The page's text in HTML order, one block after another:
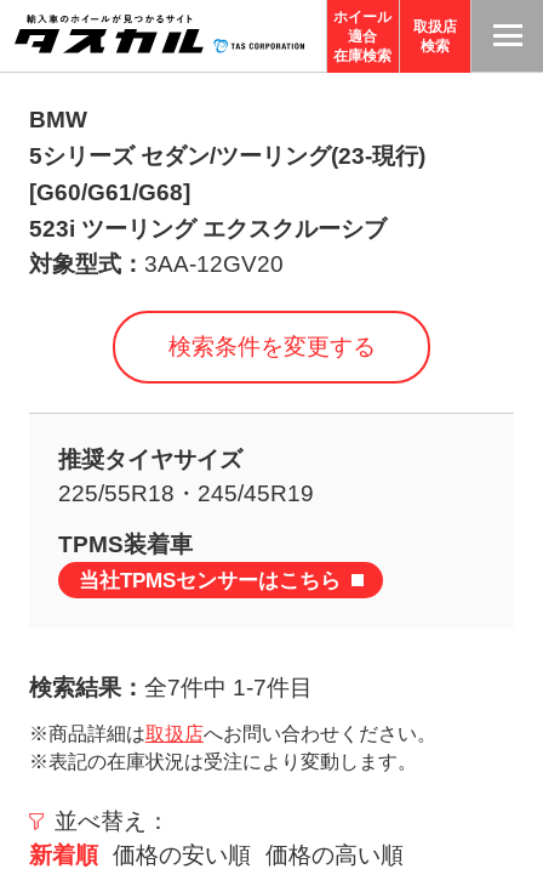
ホイール
適合
在庫検索
取扱店
検索
BMW
5シリーズ セダン/ツーリング(23-現行)
[G60/G61/G68]
523i ツーリング エクスクルーシブ
対象型式： 3AA-12GV20
検索条件を変更する
推奨タイヤサイズ
225/55R18・245/45R19
TPMS装着車
当社TPMSセンサーはこちら
検索結果： 全7件中 1-7件目
※商品詳細は取扱店へお問い合わせください。
※表記の在庫状況は受注により変動します。
並べ替え：
新着順 価格の安い順 価格の高い順
T